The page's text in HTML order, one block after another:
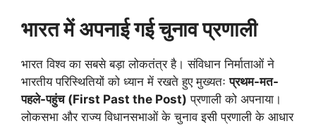
भारत में अपनाई गई चुनाव प्रणाली
भारत विश्व का सबसे बड़ा लोकतंत्र है। संविधान निर्माताओं ने
भारतीय परिस्थितियों को ध्यान में रखते हुए मुख्यतःप्रथम-मत-
पहले-पहुंच (First Past the Post) प्रणाली को अपनाया।
लोकसभा और राज्य विधानसभाओं के चुनाव इसी प्रणाली के आधार